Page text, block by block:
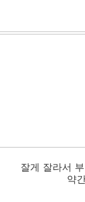
잘게 잘라서
약